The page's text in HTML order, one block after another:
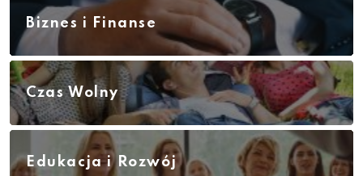
Biznes i Finanse
Czas Wolny
Edukacja i Rozwój